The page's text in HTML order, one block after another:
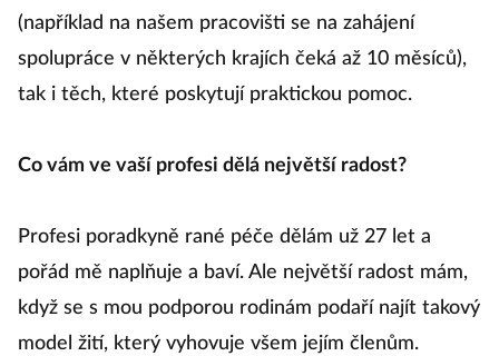
(například na našem pracovišti se na zahájení
spolupráce v některých krajích čeká až 10 měsíců),
tak i těch, které poskytují praktickou pomoc.
Co vám ve vaší profesi dělá největší radost?
Profesi poradkyně rané péče dělám už 27 let a
pořád mě naplňuje a baví. Ale největší radost mám,
když se s mou podporou rodinám podaří najít takový
model žití, který vyhovuje všem jejím členům.